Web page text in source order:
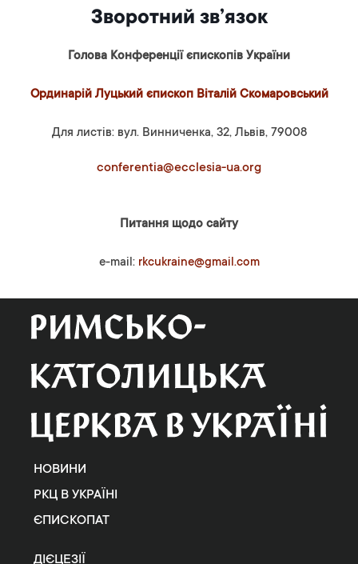
Зворотний зв’язок
Голова Конференції єпископів України
Ординарій Луцький єпископ Віталій Скомаровський
Для листів: вул. Винниченка, 32, Львів, 79008
conferentia@ecclesia-ua.org
Питання щодо сайту
e-mail: rkcukraine@gmail.com
НОВИНИ
РКЦ В УКРАЇНІ
ЄПИСКОПАТ
ДІЄЦЕЗІЇ